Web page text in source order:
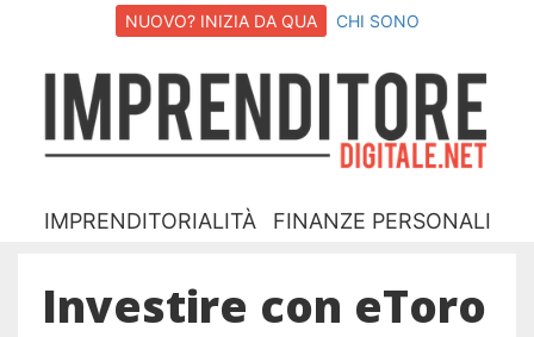
NUOVO? INIZIA DA QUA CHI SONO
IMPRENDITORIALITÀ FINANZE PERSONALI
Investire con eToro